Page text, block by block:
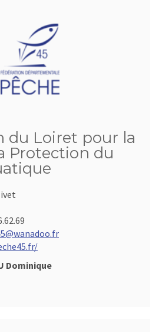
du Loiret pour la
Protection du
Dominique